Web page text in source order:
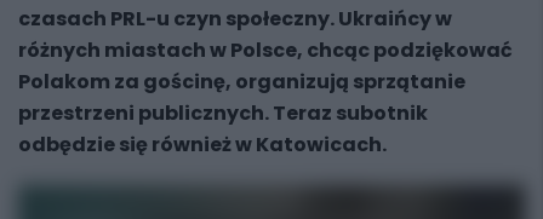
czasach PRL-u czyn społeczny. Ukraińcy w
różnych miastach w Polsce, chcąc podziękować
Polakom za gościnę, organizują sprzątanie
przestrzeni publicznych. Teraz subotnik
odbędzie się również w Katowicach.